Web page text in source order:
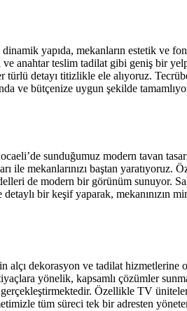
yapıda, mekanların estetik ve
anahtar teslim tadilat gibi geniş bir
türlü detayı titizlikle ele alıyoruz.
bütçenize uygun şekilde
sunduğumuz modern tavan
mekanlarınızı baştan yaratıyoruz.
de modern bir görünüm sunuyor.
bir keşif yaparak,
dekorasyon ve tadilat hizmetlerine
yönelik, kapsamlı çözümler
Özellikle TV
tüm süreci tek bir adresten